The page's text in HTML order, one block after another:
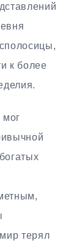
к более
мог
терял